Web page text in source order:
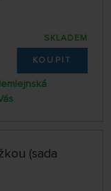
SKLADEM
KOUPIT
(sada